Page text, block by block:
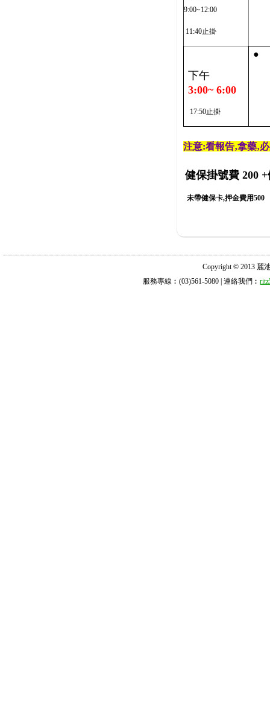
9:00~12:00
11:40止掛
下午
3:00~ 6:00
17:50止掛
●
注意:看報告‚拿藥‚
健保掛號費 200 +
未帶健保卡,押金費用500
Copyright © 2013 麗
服務專線︰(03)561-5080 | 連絡我們︰